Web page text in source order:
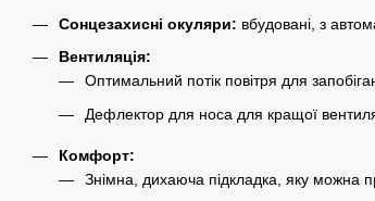
Сонцезахисні окуляри: вбудовані, з
Вентиляція:
Оптимальний потік повітря для
Дефлектор для носа для кращої
Комфорт:
Знімна, дихаюча підкладка, яку можна